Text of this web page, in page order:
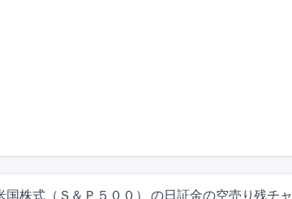
国株式（Ｓ＆Ｐ５００） の日証金の空売り残チ